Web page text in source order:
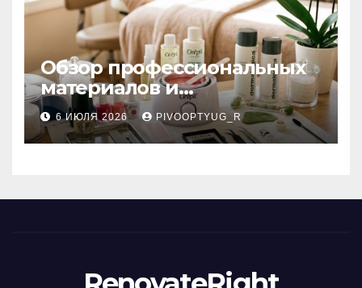
Обзор профессиональных
материалов и
инструментов для
маникюра, депиляции,
наращивания ресниц и
6 ИЮЛЯ 2026 PIVOOPTYUG_R